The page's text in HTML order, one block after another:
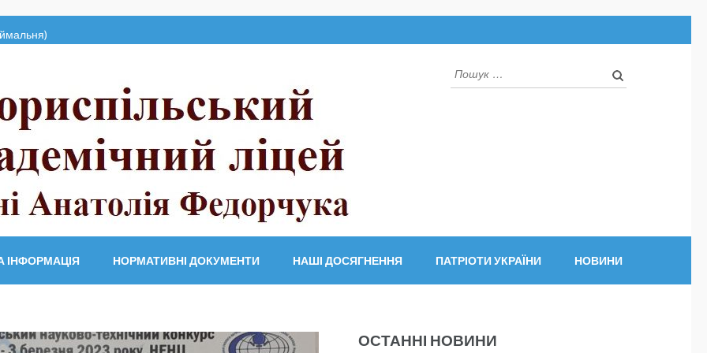
ліцей
Пошук:
ІНФОРМАЦІЯ НОРМАТИВНІ ДОКУМЕНТИ НАШІ ДОСЯГНЕННЯ ПАТРІОТИ УКРАЇНИ НОВИНИ
ОСТАННІ НОВИНИ